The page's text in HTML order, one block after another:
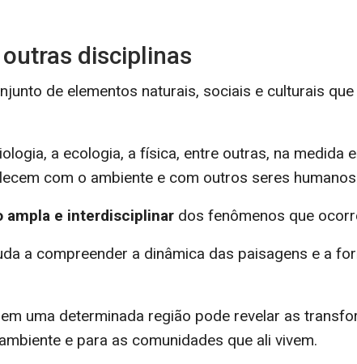
disciplinas
de elementos naturais, sociais e culturais
a ecologia, a física, entre outras, na medida
com o ambiente e com outros seres
ampla e interdisciplinar dos fenômenos que
a compreender a dinâmica das paisagens e a
uma determinada região pode revelar as
e para as comunidades que ali vivem.